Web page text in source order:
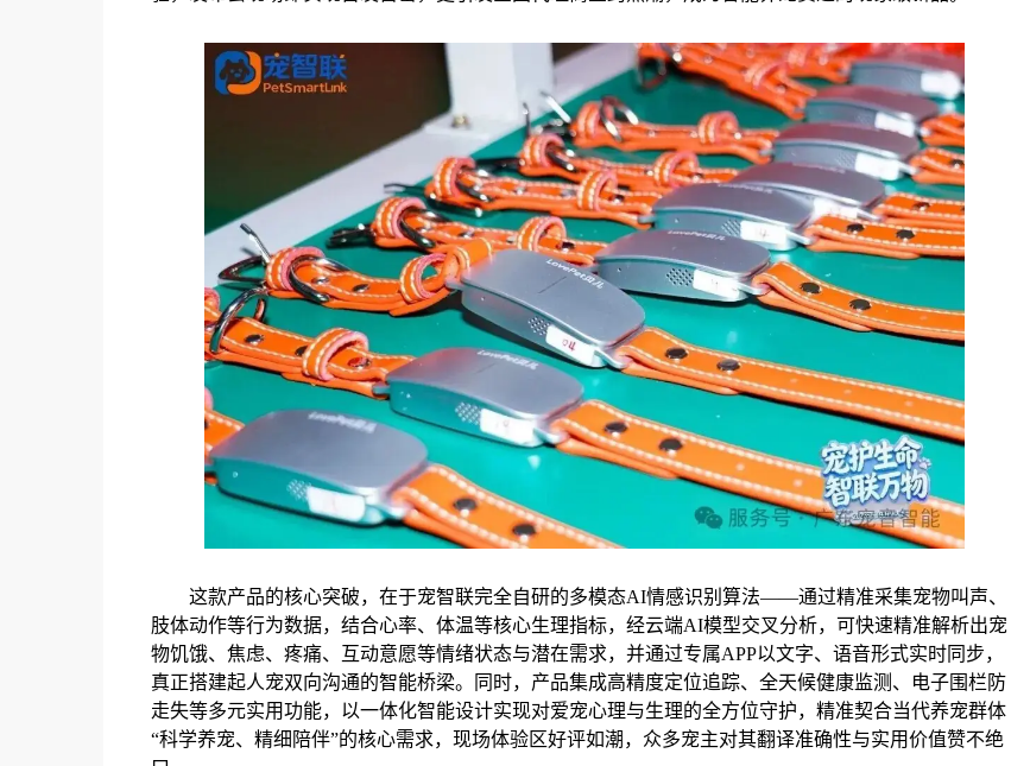
这款产品的核心突破，在于宠智联完全自研的多模态AI情感识别算法——通过精准采集宠物叫声、
肢体动作等行为数据，结合心率、体温等核心生理指标，经云端AI模型交叉分析，可快速精准解析出宠
物饥饿、焦虑、疼痛、互动意愿等情绪状态与潜在需求，并通过专属APP以文字、语音形式实时同步，
真正搭建起人宠双向沟通的智能桥梁。同时，产品集成高精度定位追踪、全天候健康监测、电子围栏防
走失等多元实用功能，以一体化智能设计实现对爱宠心理与生理的全方位守护，精准契合当代养宠群体
“科学养宠、精细陪伴”的核心需求，现场体验区好评如潮，众多宠主对其翻译准确性与实用价值赞不绝